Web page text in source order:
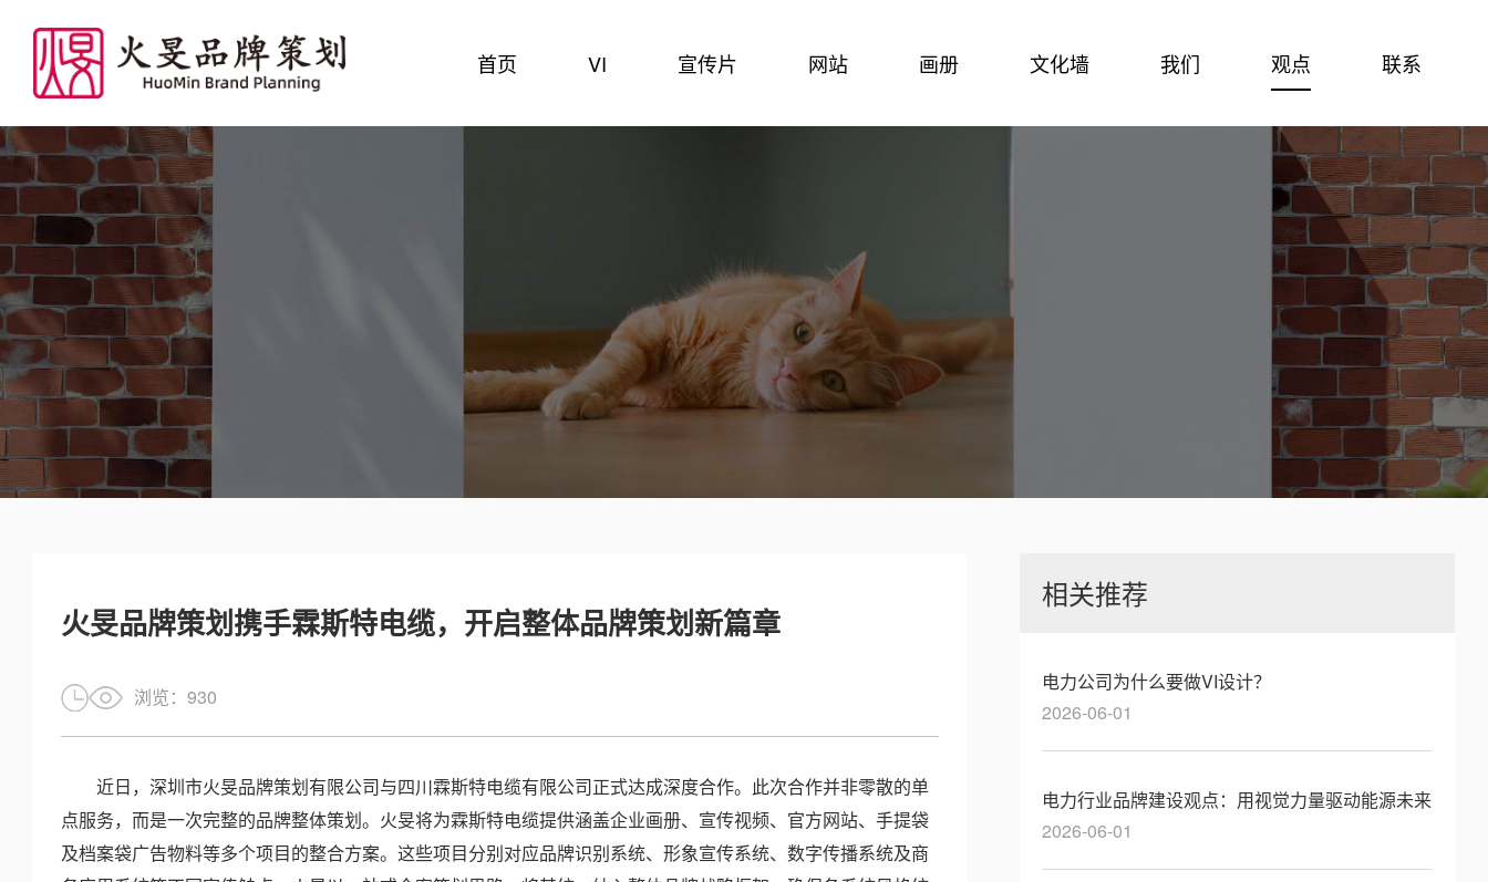
首页 VI 宣传片 网站 画册 文化墙 我们 观点 联系
火旻品牌策划携手霖斯特电缆，开启整体品牌策划新篇章
浏览： 930
近日，深圳市火旻品牌策划有限公司与四川霖斯特电缆有限公司正式达成深度合作。此次合作并非零散的单
点服务，而是一次完整的品牌整体策划。火旻将为霖斯特电缆提供涵盖企业画册、宣传视频、官方网站、手提袋
及档案袋广告物料等多个项目的整合方案。这些项目分别对应品牌识别系统、形象宣传系统、数字传播系统及商
相关推荐
电力公司为什么要做VI设计？
2026-06-01
电力行业品牌建设观点：用视觉力量驱动能源未来
2026-06-01